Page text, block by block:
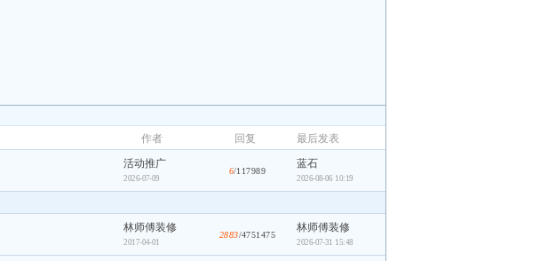
作者 回复 最后发表
活动推广
2026-07-09
6/117989
蓝石
2026-08-06 10:19
林师傅装修
2017-04-01
2883/4751475
林师傅装修
2026-07-31 15:48